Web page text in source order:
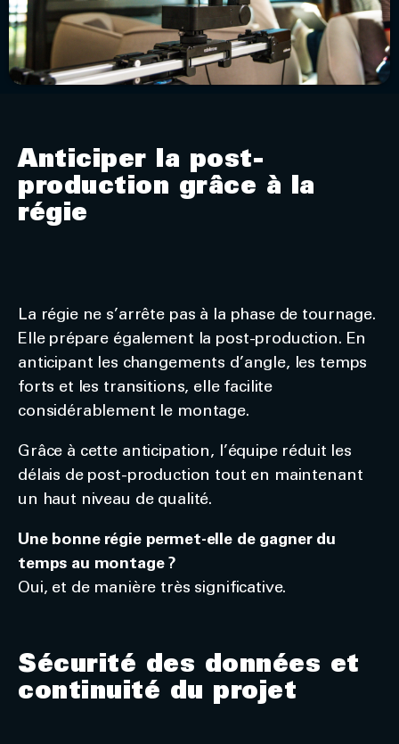
Anticiper la post-
production grâce à la
régie
La régie ne s’arrête pas à la phase de tournage.
Elle prépare également la post-production. En
anticipant les changements d’angle, les temps
forts et les transitions, elle facilite
considérablement le montage.
Grâce à cette anticipation, l’équipe réduit les
délais de post-production tout en maintenant
un haut niveau de qualité.
Une bonne régie permet-elle de gagner du
temps au montage ?
Oui, et de manière très significative.
Sécurité des données et
continuité du projet